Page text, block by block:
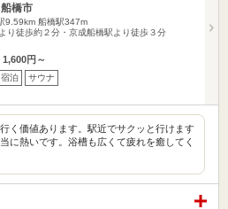
橋市
9.59km 船橋駅347m
り徒歩約２分・京成船橋駅より徒歩３分
1,600円～
宿泊 サウナ
く価値あります。駅近でサクッと行けます
に熱いです。浴槽も広くて疲れを癒してく